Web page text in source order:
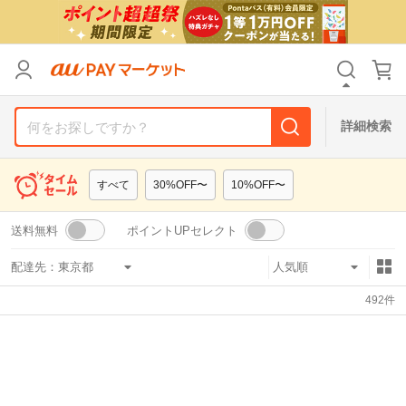
詳細検索
すべて 30%OFF〜 10%OFF〜
送料無料 ポイントUPセレクト
配達先：
492件
カテゴリ すべて
すべて
支払い方法 すべて
その他の条件
送料無料 タイムセール
Pontaパス特典対象すべて ポイントUPセレクトのみ
リセット
カテゴリ すべて
すべて
支払い方法 すべて
その他の条件
送料無料 タイムセール
Pontaパス特典対象すべて ポイントUPセレクトのみ